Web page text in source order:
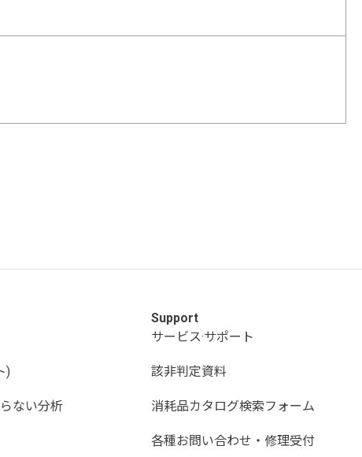
)
ない分析
Support
サービス·サポート
該非判定資料
消耗品カタログ検索フォーム
各種お問い合わせ・修理受付